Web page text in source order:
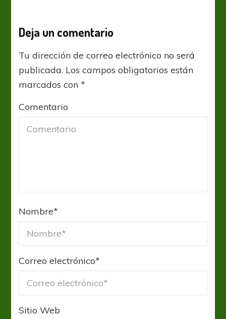
Deja un comentario
Tu dirección de correo electrónico no será
publicada. Los campos obligatorios están
marcados con*
Comentario
Nombre*
Correo electrónico*
Sitio Web